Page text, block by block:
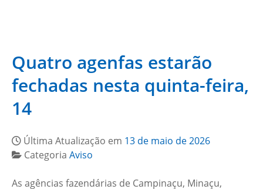
Quatro agenfas estarão
fechadas nesta quinta-feira,
14
Última Atualização em 13 de maio de 2026
Categoria Aviso
As agências fazendárias de Campinaçu, Minaçu,